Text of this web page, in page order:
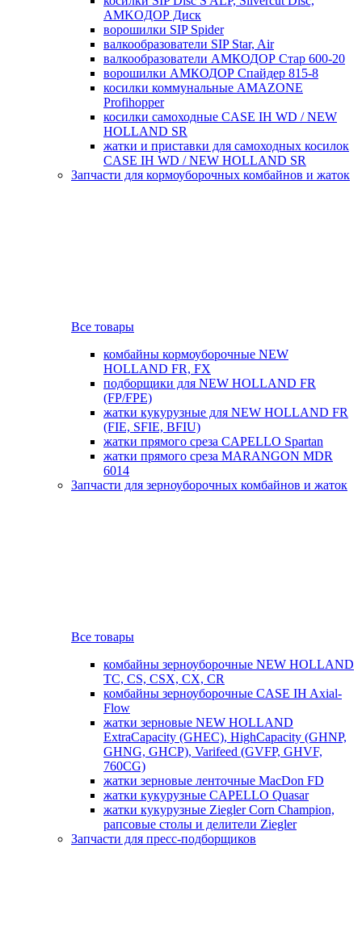
AMKOДОР Диск
ворошилки SIP Spider
валкообразователи SIP Star, Air
валкообразователи АМКОДОР Стар 600-20
ворошилки АМКОДОР Спайдер 815-8
косилки коммунальные AMAZONE
Profihopper
косилки самоходные CASE IH WD / NEW
HOLLAND SR
жатки и приставки для самоходных косилок
CASE IH WD / NEW HOLLAND SR
Запчасти для кормоуборочных комбайнов и жаток
Все товары
комбайны кормоуборочные NEW
HOLLAND FR, FX
подборщики для NEW HOLLAND FR
(FP/FPE)
жатки кукурузные для NEW HOLLAND FR
(FIE, SFIE, BFIU)
жатки прямого среза CAPELLO Spartan
жатки прямого среза MARANGON MDR
6014
Запчасти для зерноуборочных комбайнов и жаток
Все товары
комбайны зерноуборочные NEW HOLLAND
TC, CS, CSX, CX, CR
комбайны зерноуборочные CASE IH Axial-
Flow
жатки зерновые NEW HOLLAND
ExtraCapacity (GHEC), HighCapacity (GHNP,
GHNG, GHCP), Varifeed (GVFP, GHVF,
760CG)
жатки зерновые ленточные MacDon FD
жатки кукурузные CAPELLO Quasar
жатки кукурузные Ziegler Corn Champion,
рапсовые столы и делители Ziegler
Запчасти для пресс-подборщиков